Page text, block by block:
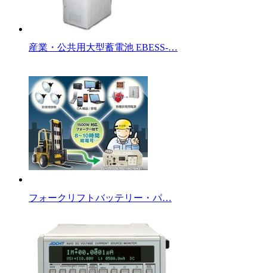
産業・公共用大型蓄電池 EBESS-…
フォークリフトバッテリー・パ…